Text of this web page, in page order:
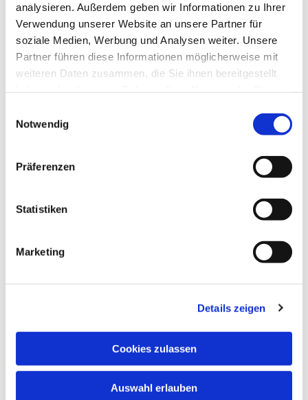
analysieren. Außerdem geben wir Informationen zu Ihrer
Verwendung unserer Website an unsere Partner für
soziale Medien, Werbung und Analysen weiter. Unsere
Partner führen diese Informationen möglicherweise mit
weiteren Daten zusammen, die Sie ihnen bereitgestellt
Notwendig
Präferenzen
Statistiken
Marketing
Details zeigen
Cookies zulassen
Auswahl erlauben
Dies könnte Sie auch
interessieren